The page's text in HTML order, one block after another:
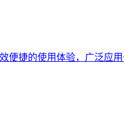
便捷的使用体验，广泛